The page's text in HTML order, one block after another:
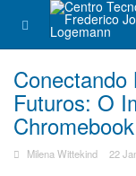
Futuros: O
Milena Wittekind 22